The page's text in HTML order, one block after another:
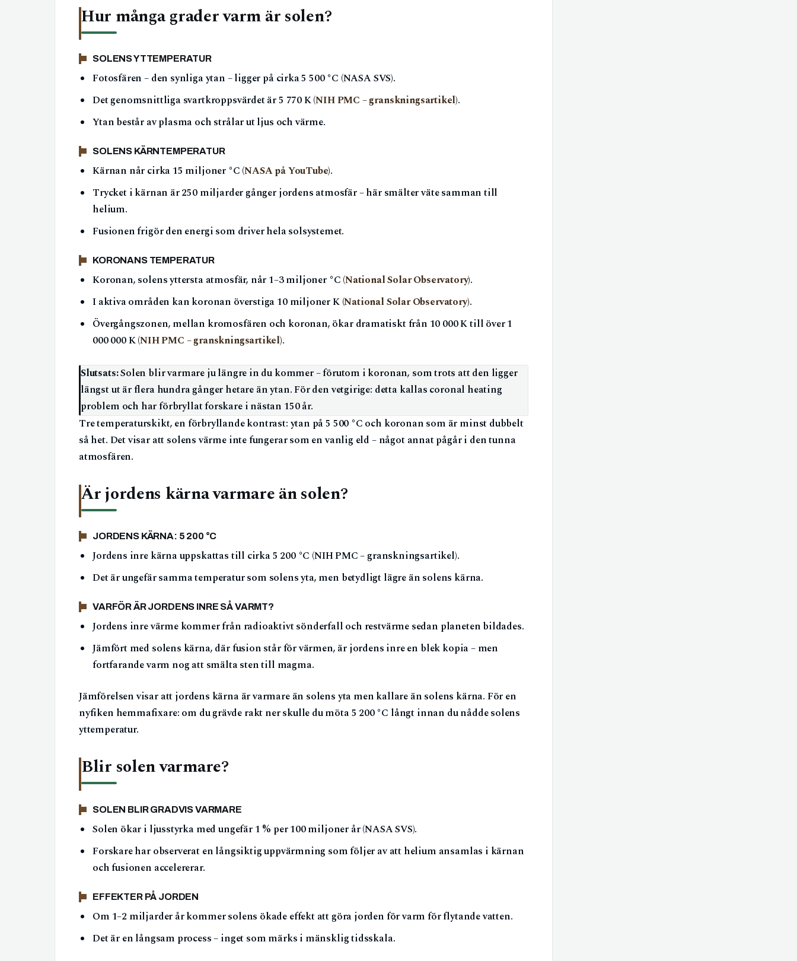
Hur många grader varm är solen?
SOLENS YTTEMPERATUR
Fotosfären – den synliga ytan – ligger på cirka 5 500 °C (NASA SVS).
Det genomsnittliga svartkroppsvärdet är 5 770 K (NIH PMC – granskningsartikel).
Ytan består av plasma och strålar ut ljus och värme.
SOLENS KÄRNTEMPERATUR
Kärnan når cirka 15 miljoner °C (NASA på YouTube).
Trycket i kärnan är 250 miljarder gånger jordens atmosfär – här smälter väte samman till
helium.
Fusionen frigör den energi som driver hela solsystemet.
KORONANS TEMPERATUR
Koronan, solens yttersta atmosfär, når 1–3 miljoner °C (National Solar Observatory).
I aktiva områden kan koronan överstiga 10 miljoner K (National Solar Observatory).
Övergångszonen, mellan kromosfären och koronan, ökar dramatiskt från 10 000 K till över 1
000 000 K (NIH PMC – granskningsartikel).
Slutsats:Solen blir varmare ju längre in du kommer – förutom i koronan, som trots att den ligger
längst ut är flera hundra gånger hetare än ytan. För den vetgirige: detta kallas coronal heating
problem och har förbryllat forskare i nästan 150 år.
Tre temperaturskikt, en förbryllande kontrast: ytan på 5 500 °C och koronan som är minst dubbelt
så het. Det visar att solens värme inte fungerar som en vanlig eld – något annat pågår i den tunna
atmosfären.
Är jordens kärna varmare än solen?
JORDENS KÄRNA: 5 200 °C
Jordens inre kärna uppskattas till cirka 5 200 °C (NIH PMC – granskningsartikel).
Det är ungefär samma temperatur som solens yta, men betydligt lägre än solens kärna.
VARFÖR ÄR JORDENS INRE SÅ VARMT?
Jordens inre värme kommer från radioaktivt sönderfall och restvärme sedan planeten bildades.
Jämfört med solens kärna, där fusion står för värmen, är jordens inre en blek kopia – men
fortfarande varm nog att smälta sten till magma.
Jämförelsen visar att jordens kärna är varmare än solens yta men kallare än solens kärna. För en
nyfiken hemmafixare: om du grävde rakt ner skulle du möta 5 200 °C långt innan du nådde solens
yttemperatur.
Blir solen varmare?
SOLEN BLIR GRADVIS VARMARE
Solen ökar i ljusstyrka med ungefär 1 % per 100 miljoner år (NASA SVS).
Forskare har observerat en långsiktig uppvärmning som följer av att helium ansamlas i kärnan
och fusionen accelererar.
EFFEKTER PÅ JORDEN
Om 1–2 miljarder år kommer solens ökade effekt att göra jorden för varm för flytande vatten.
Det är en långsam process – inget som märks i mänsklig tidsskala.